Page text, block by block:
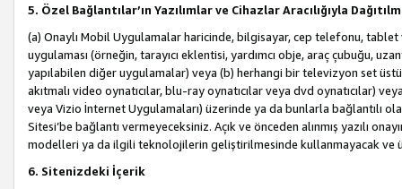
5. Özel Bağlantılar’ın Yazılımlar ve Cihazlar Aracılığıyla
(a) Onaylı Mobil Uygulamalar haricinde, bilgisayar, cep telefonu,
uygulaması (örneğin, tarayıcı eklentisi, yardımcı obje, araç çubuğu,
yapılabilen diğer uygulamalar) veya (b) herhangi bir televizyon set
akıtmalı video oynatıcılar, blu-ray oynatıcılar veya dvd oynatıcılar)
veya Vizio İnternet Uygulamaları) üzerinde ya da bunlarla bağlantılı
Sitesi’be bağlantı vermeyeceksiniz. Açık ve önceden alınmış yazılı
modelleri ya da ilgili teknolojilerin geliştirilmesinde kullanmayacak ve
6. Sitenizdeki İçerik